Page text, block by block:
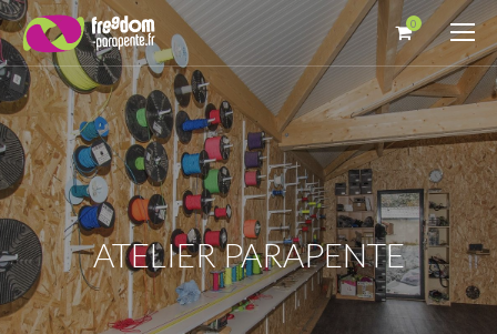
0
ATELIER PARAPENTE
Panneau de gestion des cookies